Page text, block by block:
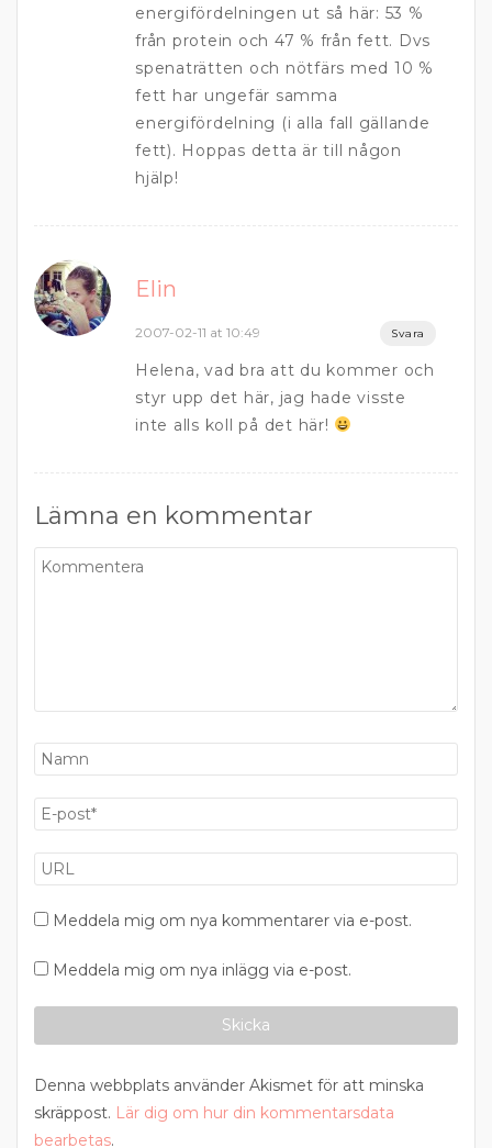
energifördelningen ut så här: 53 %
från protein och 47 % från fett. Dvs
spenaträtten och nötfärs med 10 %
fett har ungefär samma
energifördelning (i alla fall gällande
fett). Hoppas detta är till någon
hjälp!
Elin
2007-02-11 at 10:49 Svara
Helena, vad bra att du kommer och
styr upp det här, jag hade visste
inte alls koll på det här!
Lämna en kommentar
Meddela mig om nya kommentarer via e-post.
Meddela mig om nya inlägg via e-post.
Denna webbplats använder Akismet för att minska
skräppost. Lär dig om hur din kommentarsdata
bearbetas.